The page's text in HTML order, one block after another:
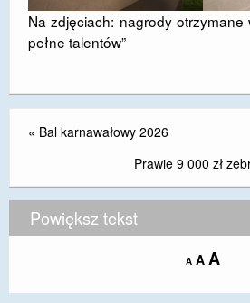
Na zdjęciach: nagrody otrzymane
pełne talentów”
« Bal karnawałowy 2026
Prawie 9 000 zł
Powiększ tekst
A Decrease
size.
A Reset
size.
A